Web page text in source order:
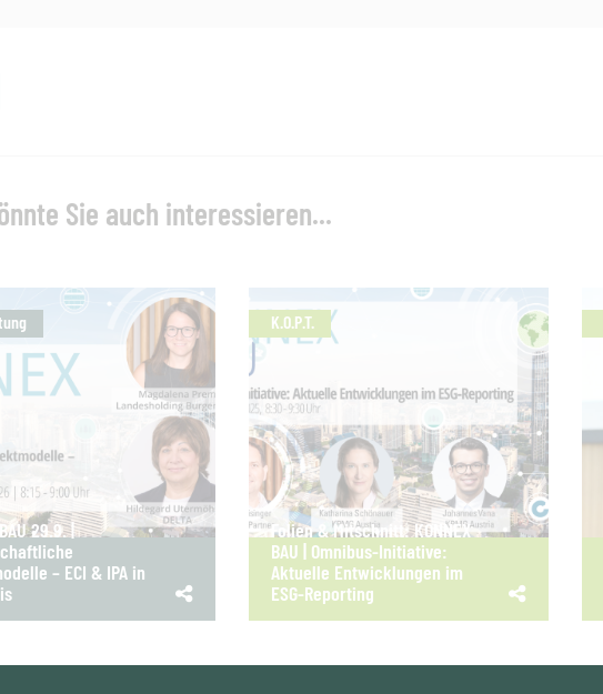
Sie auch interessieren...
29.9. |
– ECI & IPA in
K.O.P.T.
Folien & Mitschnitt: KONNEX
BAU | Omnibus-Initiative:
Aktuelle Entwicklungen im
ESG-Reporting